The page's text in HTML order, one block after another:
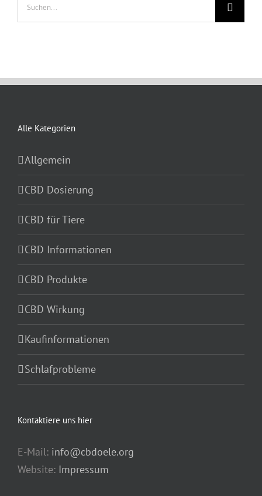
nach:
Alle Kategorien
Allgemein
CBD Dosierung
CBD für Tiere
CBD Informationen
CBD Produkte
CBD Wirkung
Kaufinformationen
Schlafprobleme
Kontaktiere uns hier
E-Mail: info@cbdoele.org
Website: Impressum